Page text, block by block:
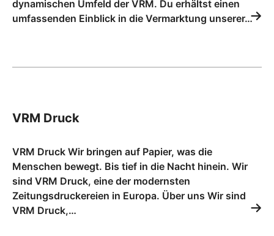
dynamischen Umfeld der VRM. Du erhältst einen
umfassenden Einblick in die Vermarktung unserer…
VRM Druck
VRM Druck Wir bringen auf Papier, was die
Menschen bewegt. Bis tief in die Nacht hinein. Wir
sind VRM Druck, eine der modernsten
Zeitungsdruckereien in Europa. Über uns Wir sind
VRM Druck,…